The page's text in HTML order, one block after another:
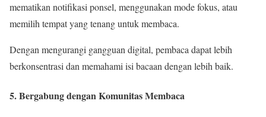
mematikan notifikasi ponsel, menggunakan mode fokus, atau
memilih tempat yang tenang untuk membaca.
Dengan mengurangi gangguan digital, pembaca dapat lebih
berkonsentrasi dan memahami isi bacaan dengan lebih baik.
5. Bergabung dengan Komunitas Membaca